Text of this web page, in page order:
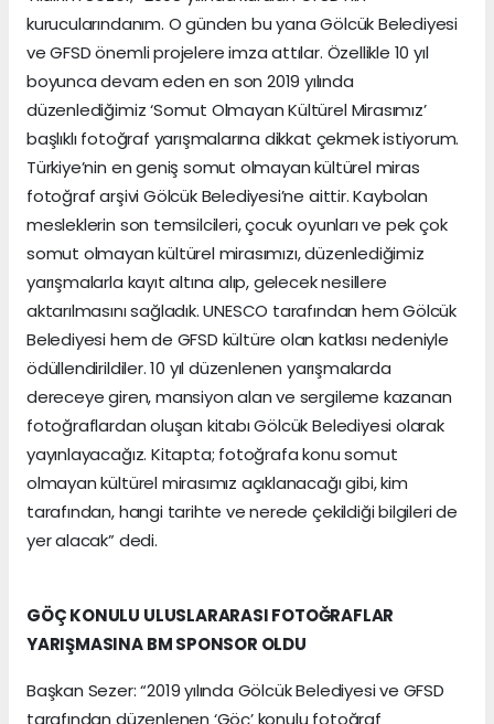
kurucularındanım. O günden bu yana Gölcük Belediyesi
ve GFSD önemli projelere imza attılar. Özellikle 10 yıl
boyunca devam eden en son 2019 yılında
düzenlediğimiz ‘Somut Olmayan Kültürel Mirasımız’
başlıklı fotoğraf yarışmalarına dikkat çekmek istiyorum.
Türkiye’nin en geniş somut olmayan kültürel miras
fotoğraf arşivi Gölcük Belediyesi’ne aittir. Kaybolan
mesleklerin son temsilcileri, çocuk oyunları ve pek çok
somut olmayan kültürel mirasımızı, düzenlediğimiz
yarışmalarla kayıt altına alıp, gelecek nesillere
aktarılmasını sağladık. UNESCO tarafından hem Gölcük
Belediyesi hem de GFSD kültüre olan katkısı nedeniyle
ödüllendirildiler. 10 yıl düzenlenen yarışmalarda
dereceye giren, mansiyon alan ve sergileme kazanan
fotoğraflardan oluşan kitabı Gölcük Belediyesi olarak
yayınlayacağız. Kitapta; fotoğrafa konu somut
olmayan kültürel mirasımız açıklanacağı gibi, kim
tarafından, hangi tarihte ve nerede çekildiği bilgileri de
yer alacak” dedi.
GÖÇ KONULU ULUSLARARASI FOTOĞRAFLAR
YARIŞMASINA BM SPONSOR OLDU
Başkan Sezer: “2019 yılında Gölcük Belediyesi ve GFSD
tarafından düzenlenen ‘Göç’ konulu fotoğraf